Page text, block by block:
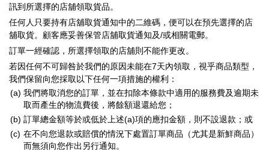
訊到所選擇的店舖領取貨品。
任何人只要持有店舖取貨通知中的二維碼，便可以在預先選擇的店
舖取貨。顧客應妥善保管店舖取貨通知及/或相關電郵。
訂單一經確認，所選擇領取的店舖則不能作更改。
若因任何不可歸咎於我們的原因未能在7天內領取，視乎商品類型，
我們保留向您採取以下任何一項措施的權利：
(a) 我們將取消您的訂單，並在扣除本條款中適用的服務費及逾期未
取而產生的物流費後，將餘額退還給您；
(b) 訂單總金額等於或低於上述(a)項的應扣金額，則不設退款；或
(c) 在不向您退款或賠償的情況下處置訂單商品（尤其是新鮮商品）
而無須向您作出另行通知。